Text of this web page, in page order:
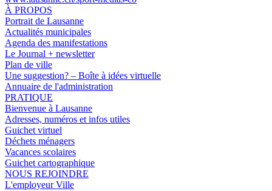
À PROPOS
Portrait de Lausanne
Actualités municipales
Agenda des manifestations
Le Journal + newsletter
Plan de ville
Une suggestion? – Boîte à idées virtuelle
Annuaire de l'administration
PRATIQUE
Bienvenue à Lausanne
Adresses, numéros et infos utiles
Guichet virtuel
Déchets ménagers
Vacances scolaires
Guichet cartographique
NOUS REJOINDRE
L'employeur Ville